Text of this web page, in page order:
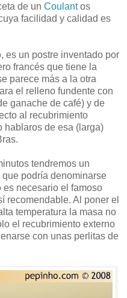
de un Coulantos
facilidad y calidad es
es un postre inventado por
francés que tiene la
parece más a la otra
el relleno fundente con
ganache de café) y de
al recubrimiento
hablaros de esa (larga)
tendremos un
podría denominarse
es necesario el famoso
recomendable. Al poner el
temperatura la masa no
el recubrimiento externo
con unas perlitas de